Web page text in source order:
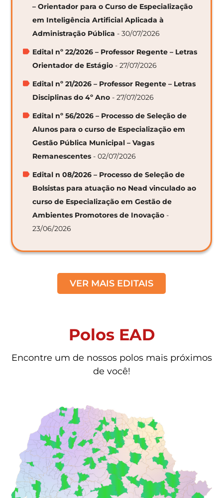
– Orientador para o Curso de Especialização
em Inteligência Artificial Aplicada à
Administração Pública - 30/07/2026
Edital nº 22/2026 – Professor Regente – Letras
Orientador de Estágio - 27/07/2026
Edital nº 21/2026 – Professor Regente – Letras
Disciplinas do 4º Ano - 27/07/2026
Edital nº 56/2026 – Processo de Seleção de
Alunos para o curso de Especialização em
Gestão Pública Municipal – Vagas
Remanescentes - 02/07/2026
Edital n 08/2026 – Processo de Seleção de
Bolsistas para atuação no Nead vinculado ao
curso de Especialização em Gestão de
Ambientes Promotores de Inovação -
23/06/2026
VER MAIS EDITAIS
Polos EAD
Encontre um de nossos polos mais próximos
de você!